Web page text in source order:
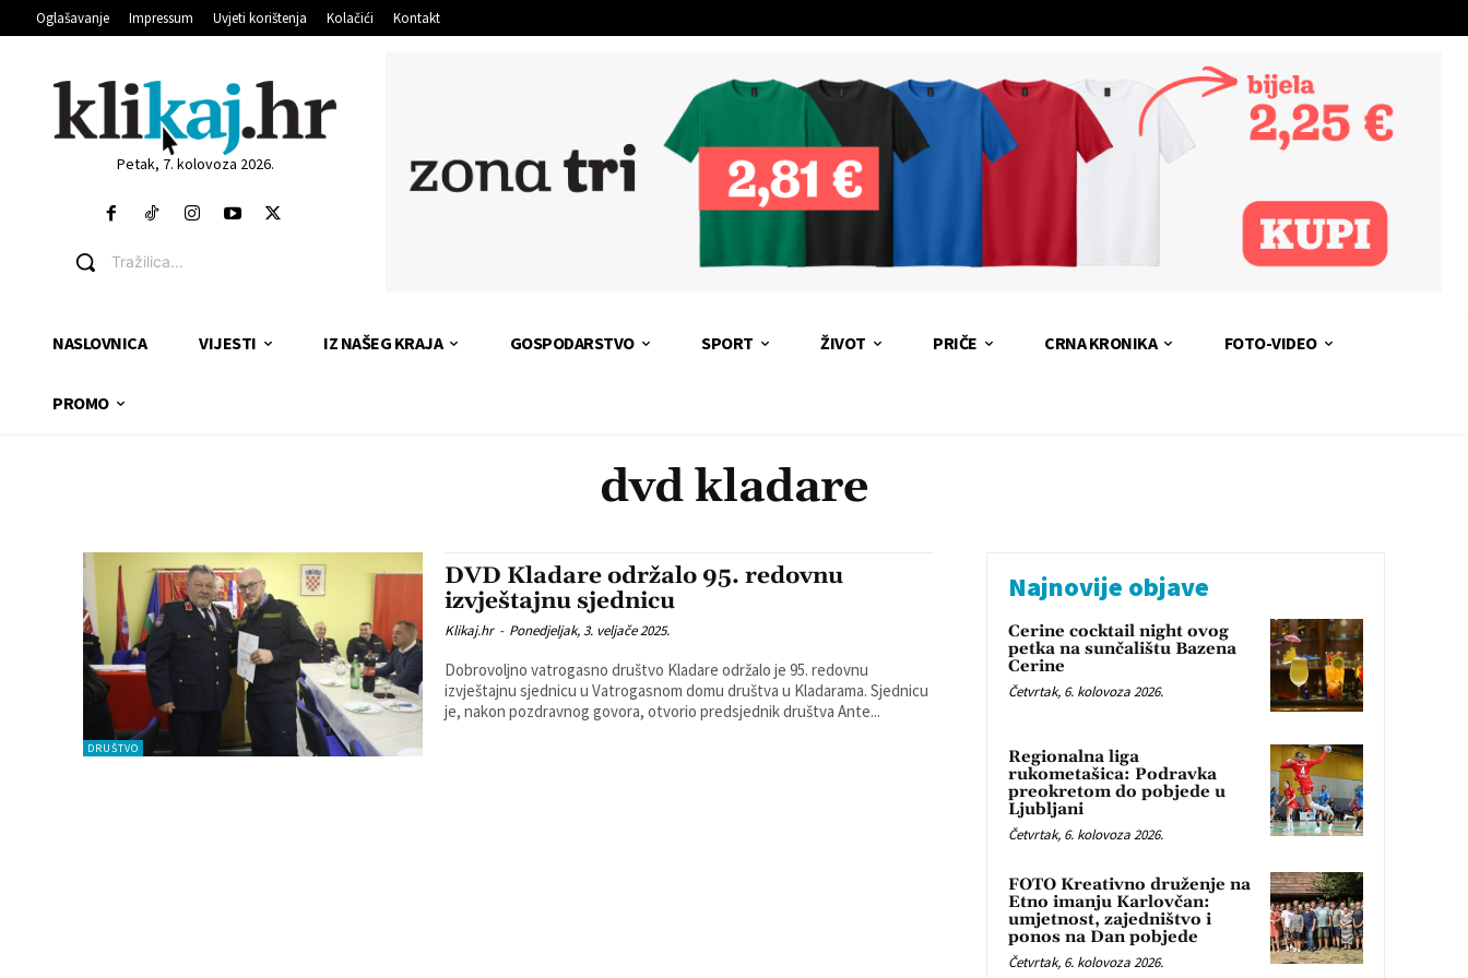
Oglašavanje Impressum Uvjeti korištenja Kolačići Kontakt
Petak, 7. kolovoza 2026.
Tražilica...
NASLOVNICA VIJESTI IZ NAŠEG KRAJA GOSPODARSTVO SPORT ŽIVOT PRIČE CRNA KRONIKA FOTO-VIDEO
PROMO
dvd kladare
DRUŠTVO
DVD Kladare održalo 95. redovnu
izvještajnu sjednicu
Klikaj.hr - Ponedjeljak, 3. veljače 2025.
Dobrovoljno vatrogasno društvo Kladare održalo je 95. redovnu
izvještajnu sjednicu u Vatrogasnom domu društva u Kladarama. Sjednicu
je, nakon pozdravnog govora, otvorio predsjednik društva Ante...
Najnovije objave
Cerine cocktail night ovog
petka na sunčalištu Bazena
Cerine
Četvrtak, 6. kolovoza 2026.
Regionalna liga
rukometašica: Podravka
preokretom do pobjede u
Ljubljani
Četvrtak, 6. kolovoza 2026.
FOTO Kreativno druženje na
Etno imanju Karlovčan:
umjetnost, zajedništvo i
ponos na Dan pobjede
Četvrtak, 6. kolovoza 2026.